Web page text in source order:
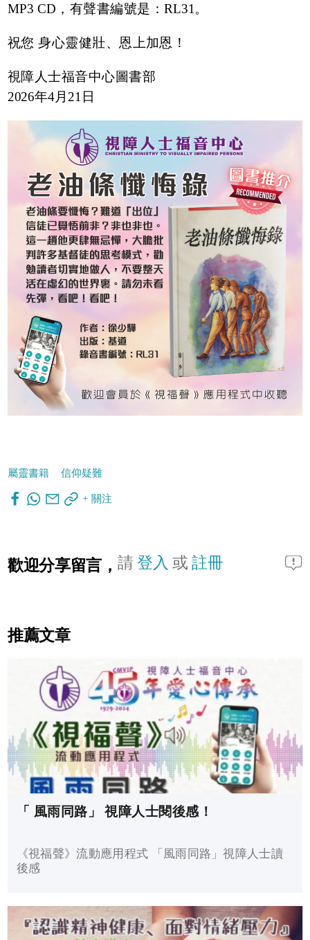
MP3 CD，有聲書編號是：RL31。
祝您 身心靈健壯、恩上加恩！
視障人士福音中心圖書部
2026年4月21日
屬靈書籍 信仰疑難
+ 關注
歡迎分享留言， 請登入 或註冊
推薦文章
「 風雨同路」 視障人士閱後感！
《視福聲》流動應用程式 「風雨同路」視障人士讀
後感